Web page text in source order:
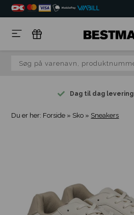
Dag til dag levering
Du er her: Forside » Sko » Sneakers